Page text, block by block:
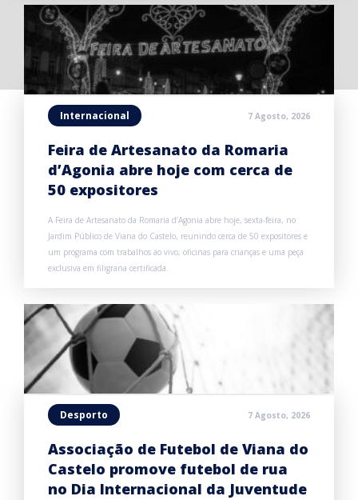
Internacional 7 Agosto, 2026
Feira de Artesanato da Romaria
d’Agonia abre hoje com cerca de
50 expositores
A Feira de Artesanato da Romaria d’Agonia abre hoje, sexta-feira, no
Jardim Público de Viana do Castelo, reunindo cerca de 50 expositores e
um programa com trabalhos ao vivo, oficinas para crianças e uma peça
exclusiva em filigrana certificada.
Desporto 7 Agosto, 2026
Associação de Futebol de Viana do
Castelo promove futebol de rua
no Dia Internacional da Juventude